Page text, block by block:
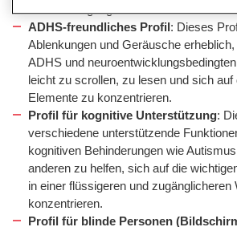
anderen zugänglich ist.
ADHS-freundliches Profil: Dieses
Ablenkungen und Geräusche
ADHS und
leicht zu scrollen, zu lesen und sich
Elemente zu konzentrieren.
Profil für kognitive Unterstützung:
verschiedene unterstützende
kognitiven Behinderungen wie
anderen zu helfen, sich auf die
in einer flüssigeren und zugänglicheren
konzentrieren.
Profil für blinde Personen